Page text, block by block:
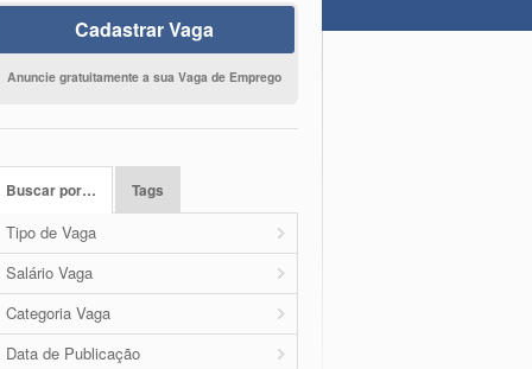
Cadastrar Vaga
Anuncie gratuitamente a sua Vaga de Emprego
Buscar por… Tags
Tipo de Vaga
Salário Vaga
Categoria Vaga
Data de Publicação